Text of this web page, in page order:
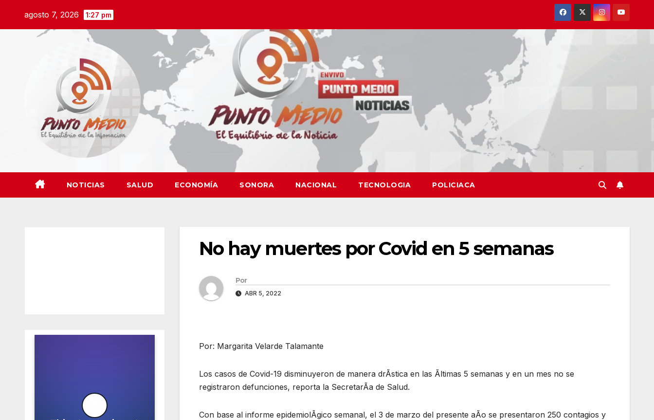
agosto 7, 2026 1:27 pm
NOTICIAS SALUD ECONOMÍA SONORA NACIONAL TECNOLOGIA POLICIACA
No hay muertes por Covid en 5 semanas
Por
ABR 5, 2022
Por: Margarita Velarde Talamante
Los casos de Covid-19 disminuyeron de manera drÃstica en las Ãltimas 5 semanas y en un mes no se
registraron defunciones, reporta la SecretarÃa de Salud.
Con base al informe epidemiolÃgico semanal, el 3 de marzo del presente aÃo se presentaron 250 contagios y